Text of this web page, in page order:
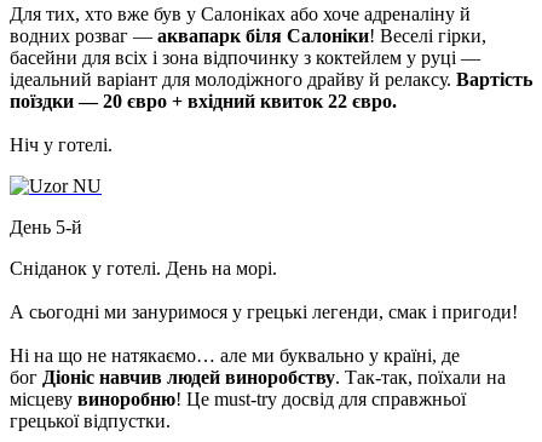
Для тих, хто вже був у Салоніках або хоче адреналіну й
водних розваг — аквапарк біля Салоніки! Веселі гірки,
басейни для всіх і зона відпочинку з коктейлем у руці —
ідеальний варіант для молодіжного драйву й релаксу. Вартість
поїздки — 20 євро + вхідний квиток 22 євро.
Ніч у готелі.
День 5-й
Сніданок у готелі. День на морі.
А сьогодні ми зануримося у грецькі легенди, смак і пригоди!
Ні на що не натякаємо… але ми буквально у країні, де
бог Діоніс навчив людей виноробству. Так-так, поїхали на
місцеву виноробню! Це must-try досвід для справжньої
грецької відпустки.